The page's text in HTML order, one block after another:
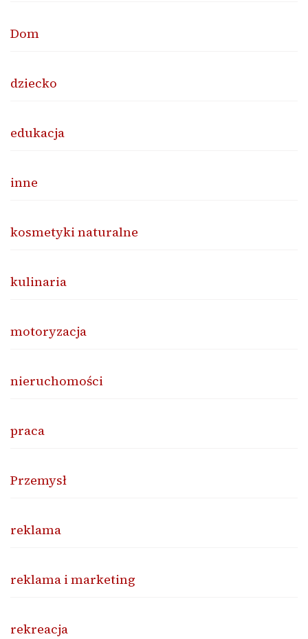
Dom
dziecko
edukacja
inne
kosmetyki naturalne
kulinaria
motoryzacja
nieruchomości
praca
Przemysł
reklama
reklama i marketing
rekreacja